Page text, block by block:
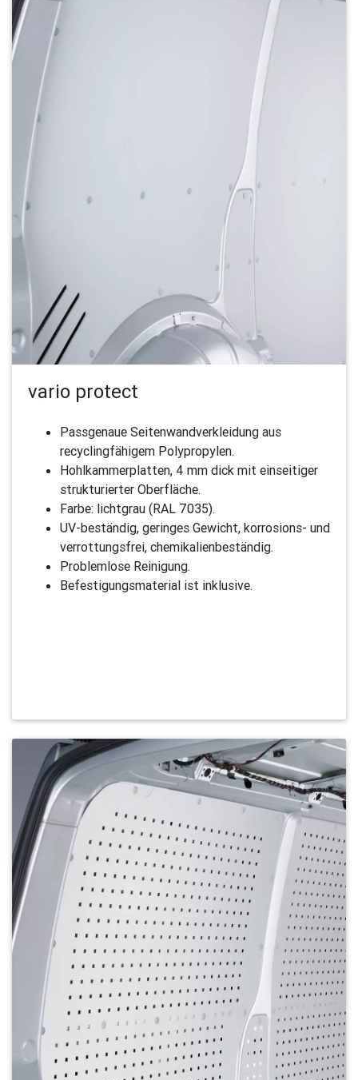
vario protect
Passgenaue Seitenwandverkleidung aus
recyclingfähigem Polypropylen.
Hohlkammerplatten, 4 mm dick mit einseitiger
strukturierter Oberfläche.
Farbe: lichtgrau (RAL 7035).
UV-beständig, geringes Gewicht, korrosions- und
verrottungsfrei, chemikalienbeständig.
Problemlose Reinigung.
Befestigungsmaterial ist inklusive.